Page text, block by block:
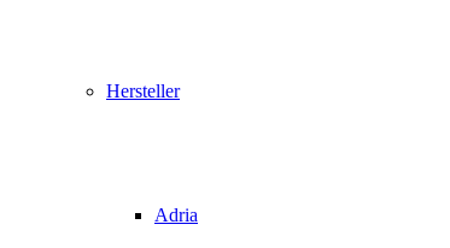
Hersteller
Adria